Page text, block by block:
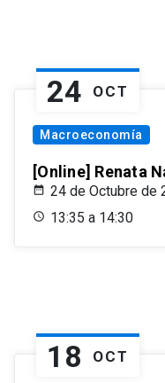
24 OCT
Macroeconomía
[Online] Renata
24 de Octubre de
13:35 a 14:30
18 OCT